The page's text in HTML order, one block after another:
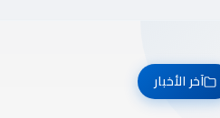
آخر الأخبار